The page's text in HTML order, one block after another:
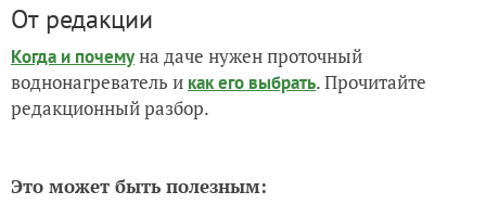
От редакции
Когда и почемуна даче нужен проточный
воднонагреватель и как его выбрать. Прочитайте
редакционный разбор.
Это может быть полезным: